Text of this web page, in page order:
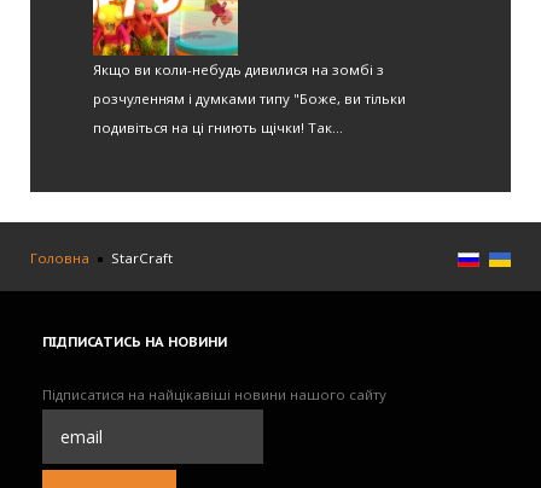
Якщо ви коли-небудь дивилися на зомбі з
розчуленням і думками типу "Боже, ви тільки
подивіться на ці гниють щічки! Так...
Головна StarCraft
ПІДПИСАТИСЬ НА НОВИНИ
Підписатися на найцікавіші новини нашого сайту